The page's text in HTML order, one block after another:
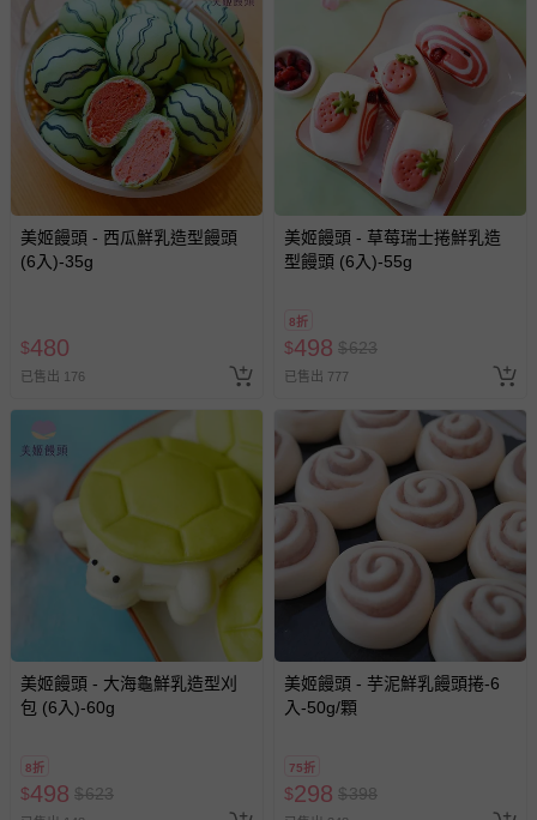
美姬饅頭 - 西瓜鮮乳造型饅頭
(6入)-35g
$480
已售出 176
美姬饅頭 - 草莓瑞士捲鮮乳造
型饅頭 (6入)-55g
8折
$498 $623
已售出 777
美姬饅頭 - 大海龜鮮乳造型刈
包 (6入)-60g
8折
$498 $623
美姬饅頭 - 芋泥鮮乳饅頭捲-6
入-50g/顆
75折
$298 $398